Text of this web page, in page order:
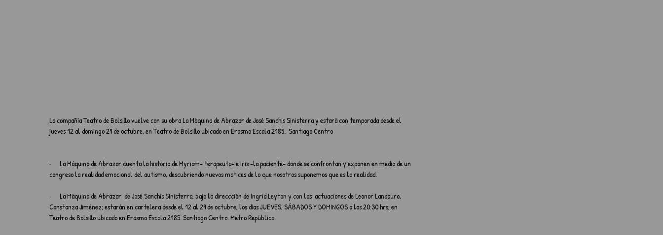
La compañía Teatro de Bolsillo vuelve con su obra La Máquina de Abrazar de José Sanchis Sinisterra y estará con temporada desde el
jueves 12 al domingo 29 de octubre, en Teatro de Bolsillo ubicado en Erasmo Escala 2185.  Santiago Centro
·      La Máquina de Abrazar cuenta la historia de Myriam- terapeuta- e Iris -la paciente- donde se confrontan y exponen en medio de un
congreso la realidad emocional del autismo, descubriendo nuevos matices de lo que nosotros suponemos que es la realidad.
·      La Máquina de Abrazar  de José Sanchis Sinisterra, bajo la direccción de Ingrid Leyton y con las  actuaciones de Leonor Landauro,
Constanza Jiménez; estarán en cartelera desde el 12 al 29 de octubre, los días JUEVES, SÁBADOS Y DOMINGOS a las 20:30 hrs, en
Teatro de Bolsillo ubicado en Erasmo Escala 2185. Santiago Centro. Metro República.